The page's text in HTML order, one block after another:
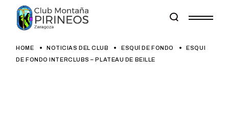
content
HOME NOTICIAS DEL CLUB ESQUÍ DE FONDO
ESQUI
DE FONDO INTERCLUBS – PLATEAU DE BEILLE